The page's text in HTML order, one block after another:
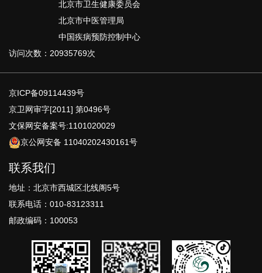
北京市卫生健康委员会
北京市中医管理局
中国疾病预防控制中心
访问次数：20935769次
京ICP备09114439号
京卫网审字[2011] 第0496号
文保网安备案号:1101020029
京公网安备 11040202430161号
联系我们
地址：北京市西城区北线阁5号
联系电话：010-83123311
邮政编码：100053